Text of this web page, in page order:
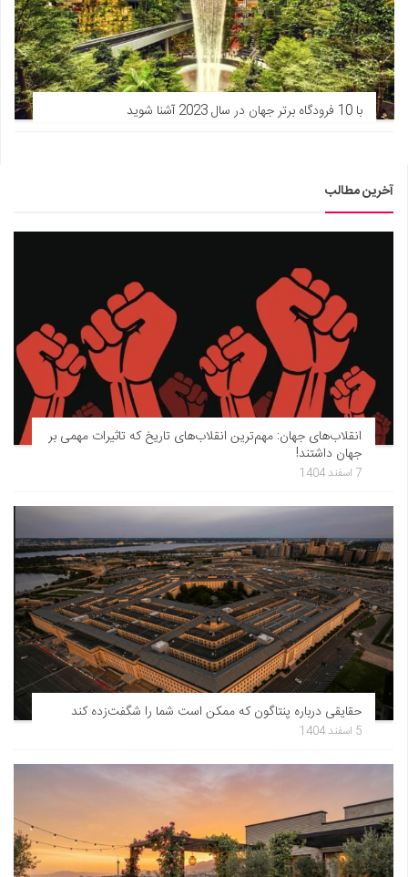
با 10 فرودگاه برتر جهان در سال 2023 آشنا شوید
آخرین مطالب
انقلاب‌های جهان: مهم‌ترین انقلاب‌های تاریخ که تاثیرات مهمی بر
جهان داشتند!
7 اسفند 1404
حقایقی درباره پنتاگون که ممکن است شما را شگفت‌زده کند
5 اسفند 1404